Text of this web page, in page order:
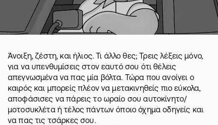
Άνοιξη, ζέστη, και ήλιος. Τι άλλο θες; Τρεις λέξεις μόνο,
για να υπενθυμίσεις στον εαυτό σου ότι θέλεις
απεγνωσμένα να πας μία βόλτα. Τώρα που ανοίγει ο
καιρός και μπορείς πλέον να μετακινηθείς πιο εύκολα,
αποφάσισες να πάρεις το ωραίο σου αυτοκίνητο/
μοτοσυκλέτα ή τέλος πάντων όποιο όχημα οδηγείς και
να πας τις τσάρκες σου.